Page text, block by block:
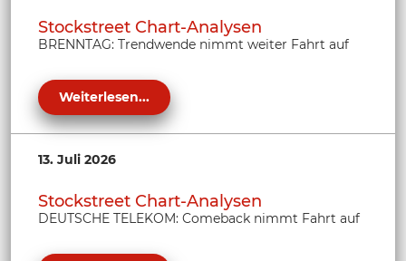
Stockstreet Chart-Analysen
BRENNTAG: Trendwende nimmt weiter Fahrt auf
Weiterlesen...
13. Juli 2026
Stockstreet Chart-Analysen
DEUTSCHE TELEKOM: Comeback nimmt Fahrt auf